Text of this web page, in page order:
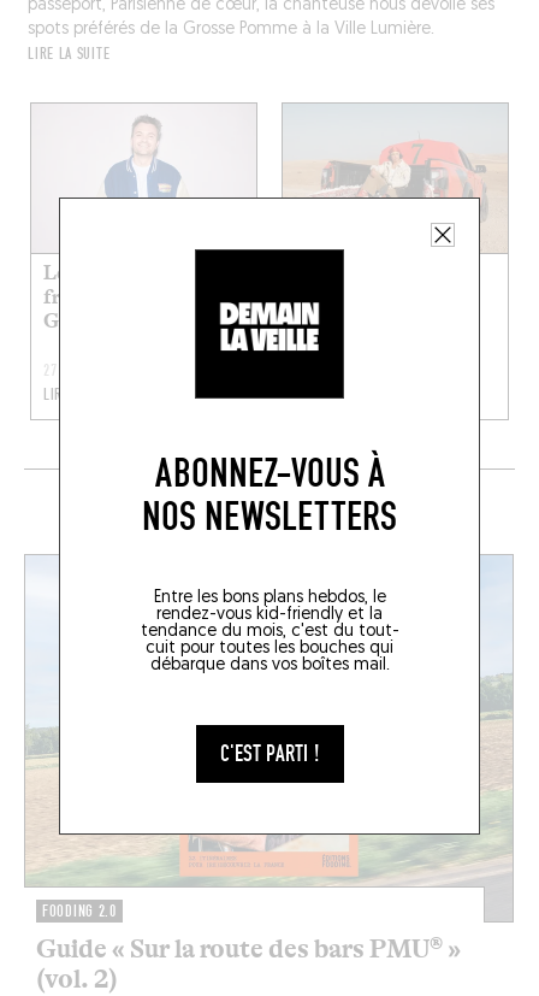
ABONNEZ-VOUS À
NOS NEWSLETTERS
Entre les bons plans hebdos, le
rendez-vous kid-friendly et la
tendance du mois, c'est du tout-
cuit pour toutes les bouches qui
débarque dans vos boîtes mail.
C'EST PARTI !
passeport, Parisienne de cœur, la chanteuse nous dévoile ses
spots préférés de la Grosse Pomme à la Ville Lumière.
LIRE LA SUITE
Les restos kid-
friendly préf’ de
Guigui Pop
27 JUIL. 2026
LIRE LA SUITE
Yasmine
LIRE LA SUITE
EN CE MOMENT SUR LE FOODING
FOODING 2.0
Guide « Sur la route des bars PMU® »
(vol. 2)